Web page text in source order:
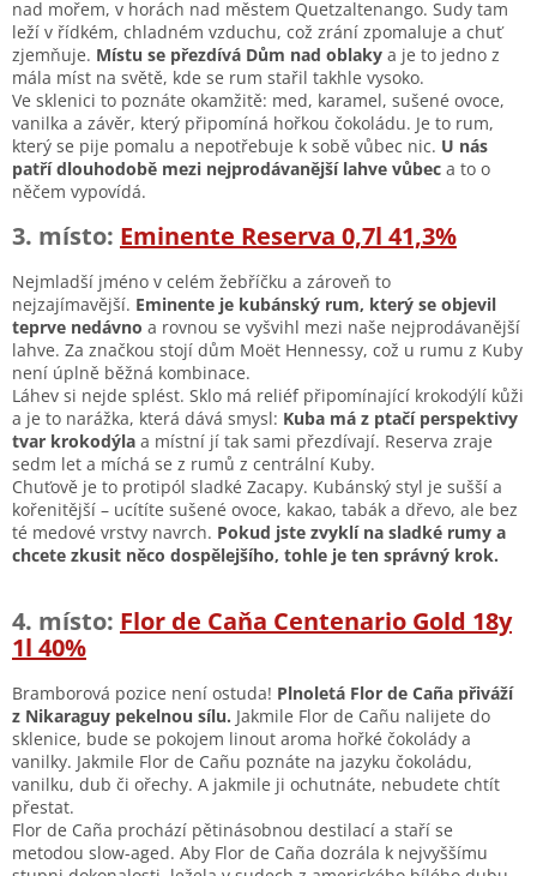
nad mořem, v horách nad městem Quetzaltenango. Sudy tam
leží v řídkém, chladném vzduchu, což zrání zpomaluje a chuť
zjemňuje. Místu se přezdívá Dům nad oblaky a je to jedno z
mála míst na světě, kde se rum stařil takhle vysoko.
Ve sklenici to poznáte okamžitě: med, karamel, sušené ovoce,
vanilka a závěr, který připomíná hořkou čokoládu. Je to rum,
který se pije pomalu a nepotřebuje k sobě vůbec nic. U nás
patří dlouhodobě mezi nejprodávanější lahve vůbec a to o
něčem vypovídá.
3. místo: Eminente Reserva 0,7l 41,3%
Nejmladší jméno v celém žebříčku a zároveň to
nejzajímavější. Eminente je kubánský rum, který se objevil
teprve nedávno a rovnou se vyšvihl mezi naše nejprodávanější
lahve. Za značkou stojí dům Moët Hennessy, což u rumu z Kuby
není úplně běžná kombinace.
Láhev si nejde splést. Sklo má reliéf připomínající krokodýlí kůži
a je to narážka, která dává smysl: Kuba má z ptačí perspektivy
tvar krokodýla a místní jí tak sami přezdívají. Reserva zraje
sedm let a míchá se z rumů z centrální Kuby.
Chuťově je to protipól sladké Zacapy. Kubánský styl je sušší a
kořenitější – ucítíte sušené ovoce, kakao, tabák a dřevo, ale bez
té medové vrstvy navrch. Pokud jste zvyklí na sladké rumy a
chcete zkusit něco dospělejšího, tohle je ten správný krok.
4. místo: Flor de Caňa Centenario Gold 18y
1l 40%
Bramborová pozice není ostuda! Plnoletá Flor de Caña přiváží
z Nikaraguy pekelnou sílu. Jakmile Flor de Cañu nalijete do
sklenice, bude se pokojem linout aroma hořké čokolády a
vanilky. Jakmile Flor de Cañu poznáte na jazyku čokoládu,
vanilku, dub či ořechy. A jakmile ji ochutnáte, nebudete chtít
přestat.
Flor de Caña prochází pětinásobnou destilací a staří se
metodou slow-aged. Aby Flor de Caña dozrála k nejvyššímu